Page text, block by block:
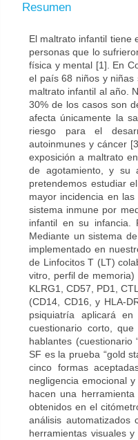
Resumen
El maltrato infantil tiene
personas que lo
física y mental [1]. En
el país 68 niños y
maltrato infantil al año.
30% de los casos son
afecta únicamente la
riesgo para el
autoinmunes y cáncer
exposición a maltrato
de agotamiento, y su
pretendemos estudiar
mayor incidencia en
sistema inmune por
infantil en su infancia.
Mediante un sistema
implementado en
de Linfocitos T (LT)
vitro, perfil de
KLRG1, CD57, PD1,
(CD14, CD16, y HLA-
psiquiatría aplicará
cuestionario corto,
hablantes (cuestionario
SF es la prueba “gold
cinco formas
negligencia emocional
hacen una
obtenidos en el
análisis automatizados
herramientas visuales